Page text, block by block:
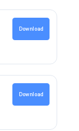
Download
Download